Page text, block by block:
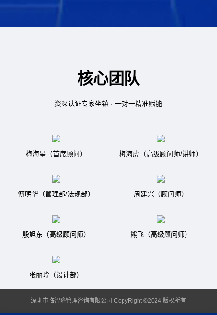
核心团队
资深认证专家坐镇 · 一对一精准赋能
梅海星（首席顾问） 梅海虎（高级顾问师/讲师）
傅明华（管理部/法规部） 周建兴（顾问师）
殷旭东（高级顾问师） 熊飞（高级顾问师）
张丽玲（设计部）
深圳市临智略管理咨询有限公司 CopyRight ©2024 版权所有